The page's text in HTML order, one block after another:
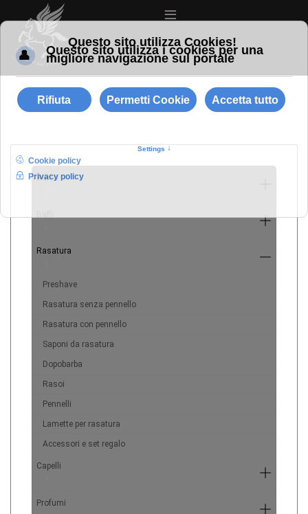
≡
Barba
Rasatura
Preshave
Rasatura senza pennello
Rasatura con pennello
Saponi da rasatura
Dopobarba
Rasoi
Pennelli
Lamette per rasatura
Accessori e set regalo
Capelli
Profumi